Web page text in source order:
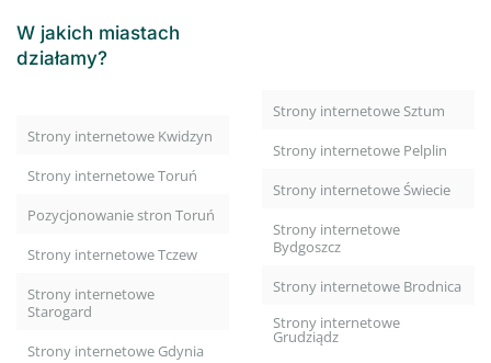
W jakich miastach
działamy?
Strony internetowe Kwidzyn
Strony internetowe Toruń
Pozycjonowanie stron Toruń
Strony internetowe Tczew
Strony internetowe
Starogard
Strony internetowe Gdynia
Strony internetowe Sztum
Strony internetowe Pelplin
Strony internetowe Świecie
Strony internetowe
Bydgoszcz
Strony internetowe Brodnica
Strony internetowe
Grudziądz